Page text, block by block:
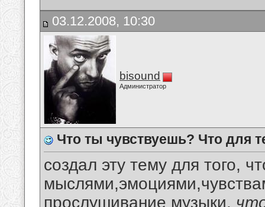
03.12.2008, 10:30
bisound
Администратор
Что ты чувствуешь? Что для
создал эту тему для того,
прослушивание музыки.